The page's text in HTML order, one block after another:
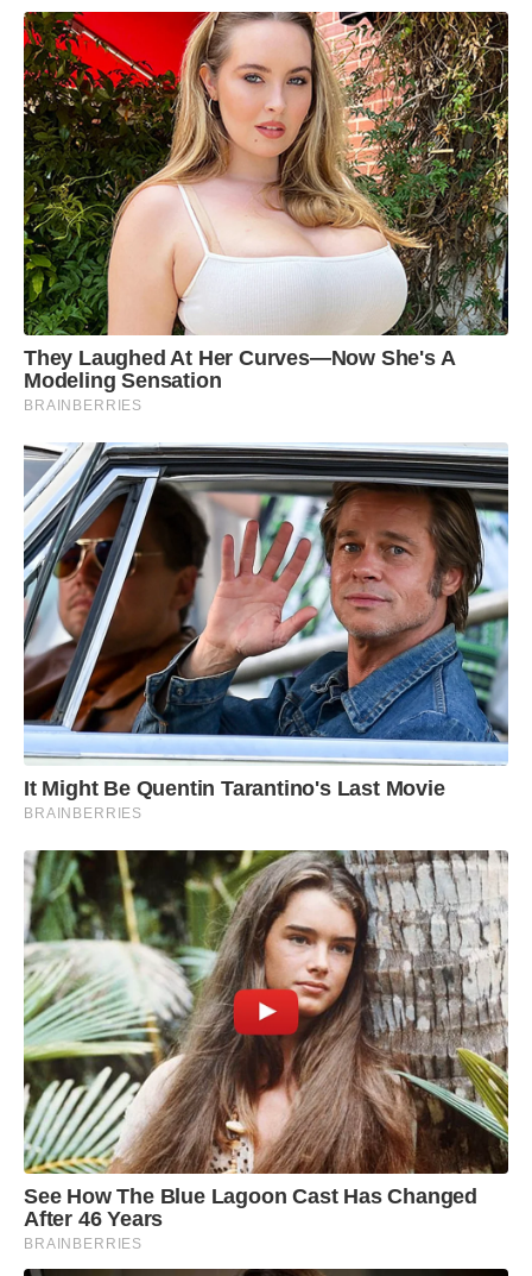
They Laughed At Her Curves—Now She's A
Modeling Sensation
BRAINBERRIES
It Might Be Quentin Tarantino's Last Movie
BRAINBERRIES
See How The Blue Lagoon Cast Has Changed
After 46 Years
BRAINBERRIES